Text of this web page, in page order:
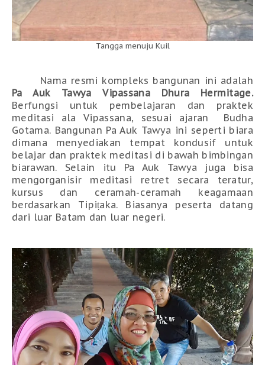
Tangga menuju Kuil
Nama resmi kompleks bangunan ini adalah
Pa Auk TawyaVipassana Dhura Hermitage.
Berfungsi untuk pembelajaran dan praktek
meditasi alaVipassana, sesuai ajaran
Budha
Gotama. Bangunan Pa Auk Tawya ini seperti biara
dimana menyediakan tempat kondusif untuk
belajar dan praktek meditasi di bawah bimbingan
biarawan.
Selain itu Pa Auk Tawya juga bisa
mengorganisir meditasi retret secara teratur,
kursus dan ceramah-ceramah keagamaan
berdasarkan Tipiṭaka. Biasanya peserta datang
dari luar Batam dan luar negeri.